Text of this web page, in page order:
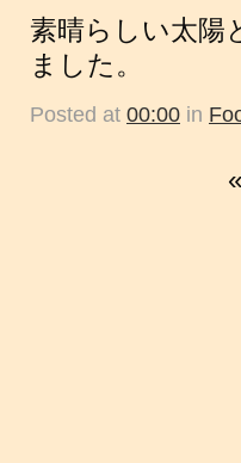
素晴らしい太陽
ました。
Posted at 00:00 in